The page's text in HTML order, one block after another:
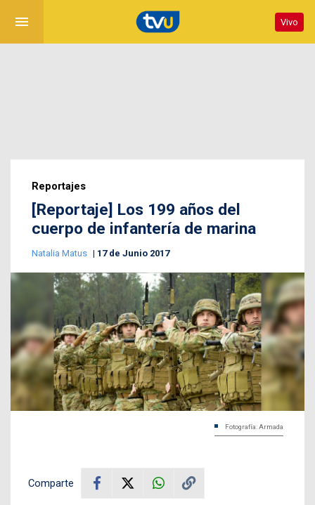
menu Vivo
Reportajes
[Reportaje] Los 199 años del
cuerpo de infantería de marina
Natalia Matus 17 de Junio 2017
Fotografía: Armada
Comparte